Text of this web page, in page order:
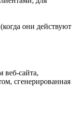
они действуют
веб-сайта,
сгенерированная